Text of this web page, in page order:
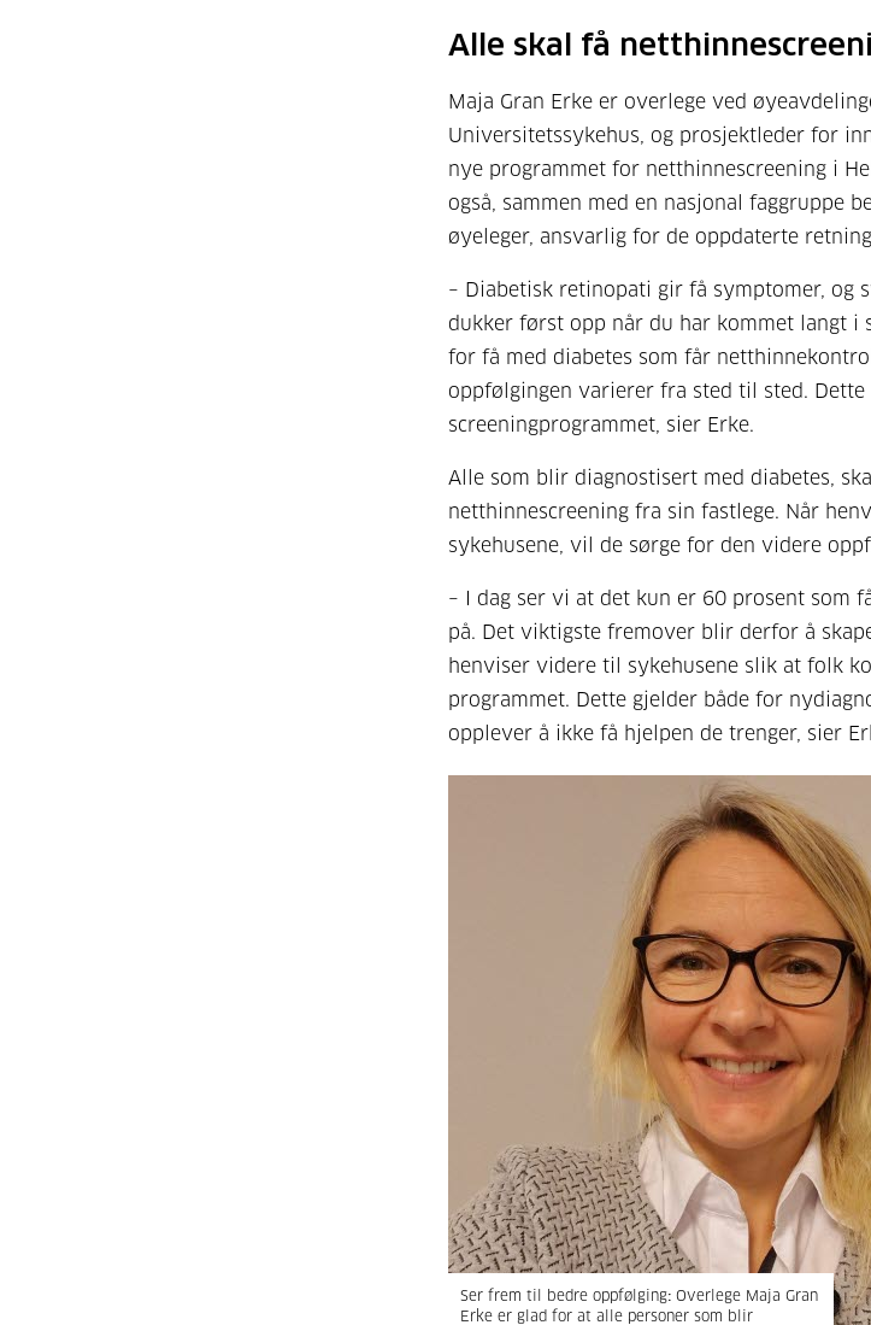
Alle skal få
Maja Gran Erke er overlege ved
Universitetssykehus, og prosjektleder for
nye programmet for netthinnescreening i
også, sammen med en nasjonal faggruppe
øyeleger, ansvarlig for de oppdaterte
– Diabetisk retinopati gir få symptomer, og
dukker først opp når du har kommet langt i
for få med diabetes som får
oppfølgingen varierer fra sted til sted.
screeningprogrammet, sier Erke.
Alle som blir diagnostisert med diabetes,
netthinnescreening fra sin fastlege. Når
sykehusene, vil de sørge for den videre
– I dag ser vi at det kun er 60 prosent som
på. Det viktigste fremover blir derfor å
henviser videre til sykehusene slik at folk
programmet. Dette gjelder både for
opplever å ikke få hjelpen de trenger, sier
Ser frem til bedre oppfølging: Overlege Maja Gran
Erke er glad for at alle personer som blir